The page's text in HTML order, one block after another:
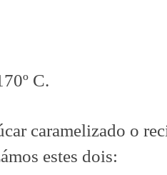
C.
caramelizado o
estes dois: